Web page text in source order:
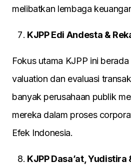
melibatkan lembaga
KJPP Edi Andesta &
Fokus utama KJPP ini
valuation dan evaluasi
banyak perusahaan publik
mereka dalam proses
Efek Indonesia.
KJPP Dasa’at, Yudistira